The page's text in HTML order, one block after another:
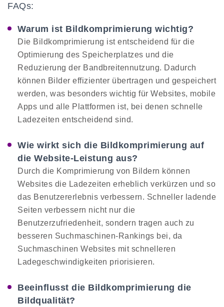
FAQs:
Warum ist Bildkomprimierung wichtig?
Die Bildkomprimierung ist entscheidend für die
Optimierung des Speicherplatzes und die
Reduzierung der Bandbreitennutzung. Dadurch
können Bilder effizienter übertragen und gespeichert
werden, was besonders wichtig für Websites, mobile
Apps und alle Plattformen ist, bei denen schnelle
Ladezeiten entscheidend sind.
Wie wirkt sich die Bildkomprimierung auf
die Website-Leistung aus?
Durch die Komprimierung von Bildern können
Websites die Ladezeiten erheblich verkürzen und so
das Benutzererlebnis verbessern. Schneller ladende
Seiten verbessern nicht nur die
Benutzerzufriedenheit, sondern tragen auch zu
besseren Suchmaschinen-Rankings bei, da
Suchmaschinen Websites mit schnelleren
Ladegeschwindigkeiten priorisieren.
Beeinflusst die Bildkomprimierung die
Bildqualität?